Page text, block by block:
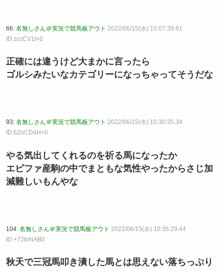
66: 名無しさん＠実況で競馬板アウト 2022/06/15(水) 10:07:39.81
ID:zccCV1t+0
正確には違うけど大まかに言ったら
ゴルシみたいなカテゴリーになっちゃってそうだな
93: 名無しさん＠実況で競馬板アウト 2022/06/15(水) 10:30:35.34
ID:6ZoCD4H+0
やる気出してくれるのを祈る馬になったか
エピファ産駒の中でまともな気性やったからさじ加
減難しいもんやな
104: 名無しさん＠実況で競馬板アウト 2022/06/15(水) 10:35:29.44
ID:+72tnNAB0
秋天で三冠馬叩き潰した馬とは思えない落ちっぷり